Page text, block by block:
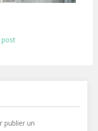
post
publier un